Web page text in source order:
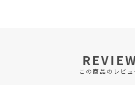
この商品のレビュ